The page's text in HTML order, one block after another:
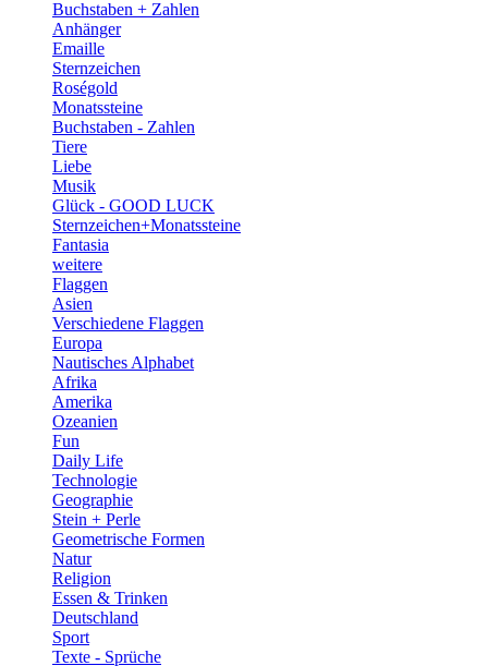
Buchstaben + Zahlen
Anhänger
Emaille
Sternzeichen
Roségold
Monatssteine
Buchstaben - Zahlen
Tiere
Liebe
Musik
Glück - GOOD LUCK
Sternzeichen+Monatssteine
Fantasia
weitere
Flaggen
Asien
Verschiedene Flaggen
Europa
Nautisches Alphabet
Afrika
Amerika
Ozeanien
Fun
Daily Life
Technologie
Geographie
Stein + Perle
Geometrische Formen
Natur
Religion
Essen & Trinken
Deutschland
Sport
Texte - Sprüche